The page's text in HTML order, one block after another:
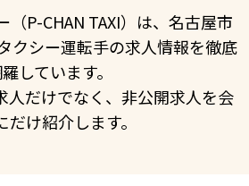
（P-CHAN TAXI）は、名古屋市
クシー運転手の求人情報を徹底
しています。
人だけでなく、非公開求人を会
だけ紹介します。